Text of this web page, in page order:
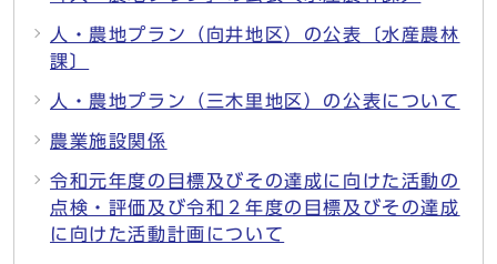
人・農地プラン（向井地区）の公表〔水産農林
課〕
人・農地プラン（三木里地区）の公表について
農業施設関係
令和元年度の目標及びその達成に向けた活動の
点検・評価及び令和２年度の目標及びその達成
に向けた活動計画について